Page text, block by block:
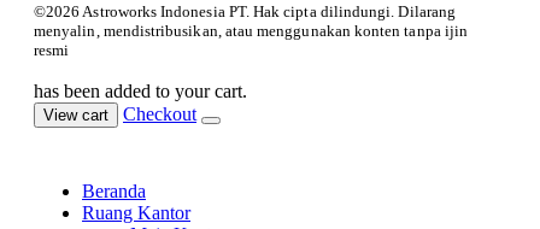
©️2026 Astroworks Indonesia PT. Hak cipta dilindungi. Dilarang
menyalin, mendistribusikan, atau menggunakan konten tanpa ijin
resmi
has been added to your cart.
View cart Checkout
Beranda
Ruang Kantor